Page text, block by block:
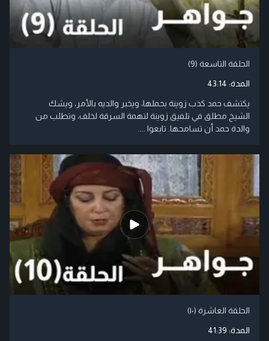
الحلقة التاسعة (9)
المدة: 43:14
يكتشف حمد كذب زوينة بحملها، ويخبر والديه بالأمر، ويشك
الشيخ مطلق في تلفيق زوينة لتهمة السرقة لخلف، وتطلب من
والدة حمد أن تسامحها. تابعوا ....
الحلقة العاشرة (۱۰)
المدة: 41:39